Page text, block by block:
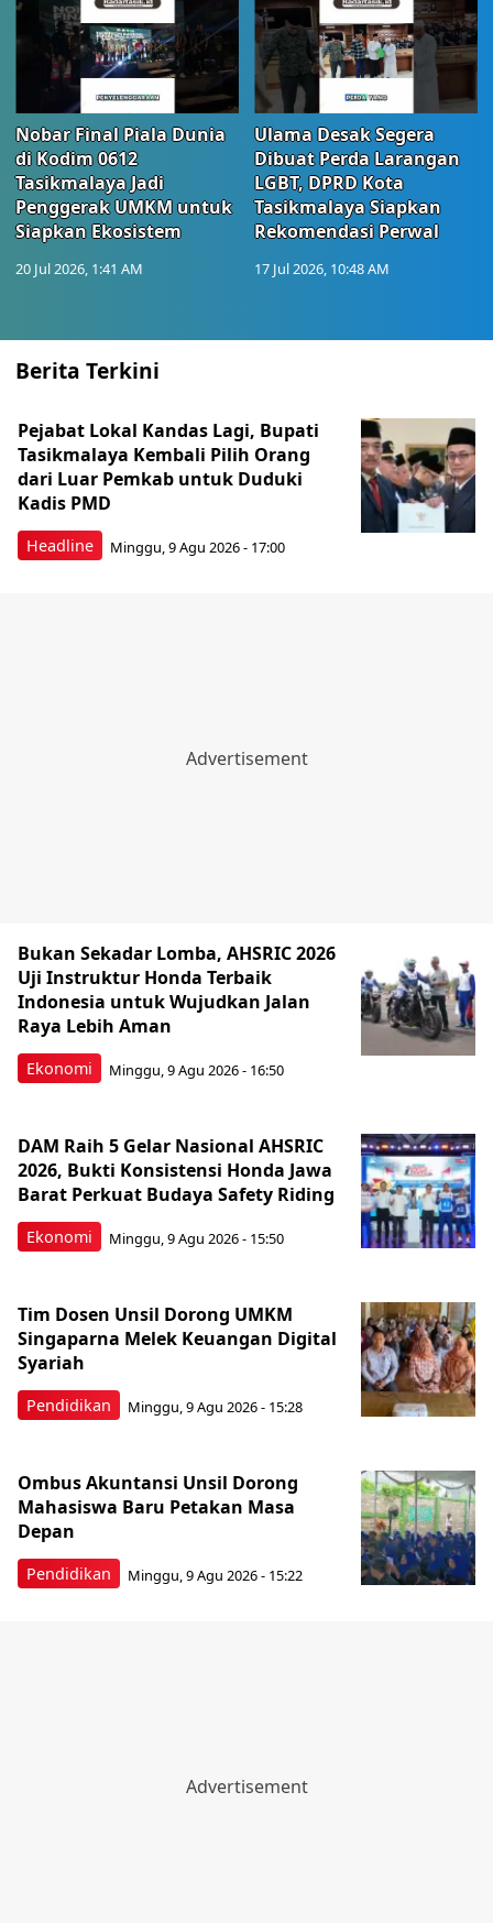
Nobar Final Piala Dunia
di Kodim 0612
Tasikmalaya Jadi
Penggerak UMKM untuk
Siapkan Ekosistem
20 Jul 2026, 1:41 AM
Ulama Desak Segera
Dibuat Perda Larangan
LGBT, DPRD Kota
Tasikmalaya Siapkan
Rekomendasi Perwal
17 Jul 2026, 10:48 AM
Berita Terkini
Headline
Pejabat Lokal Kandas Lagi, Bupati
Tasikmalaya Kembali Pilih Orang
dari Luar Pemkab untuk Duduki
Kadis PMD
Minggu, 9 Agu 2026 - 17:00
Ekonomi
Bukan Sekadar Lomba, AHSRIC 2026
Uji Instruktur Honda Terbaik
Indonesia untuk Wujudkan Jalan
Raya Lebih Aman
Minggu, 9 Agu 2026 - 16:50
Ekonomi
DAM Raih 5 Gelar Nasional AHSRIC
2026, Bukti Konsistensi Honda Jawa
Barat Perkuat Budaya Safety Riding
Minggu, 9 Agu 2026 - 15:50
Pendidikan
Tim Dosen Unsil Dorong UMKM
Singaparna Melek Keuangan Digital
Syariah
Minggu, 9 Agu 2026 - 15:28
Pendidikan
Ombus Akuntansi Unsil Dorong
Mahasiswa Baru Petakan Masa
Depan
Minggu, 9 Agu 2026 - 15:22